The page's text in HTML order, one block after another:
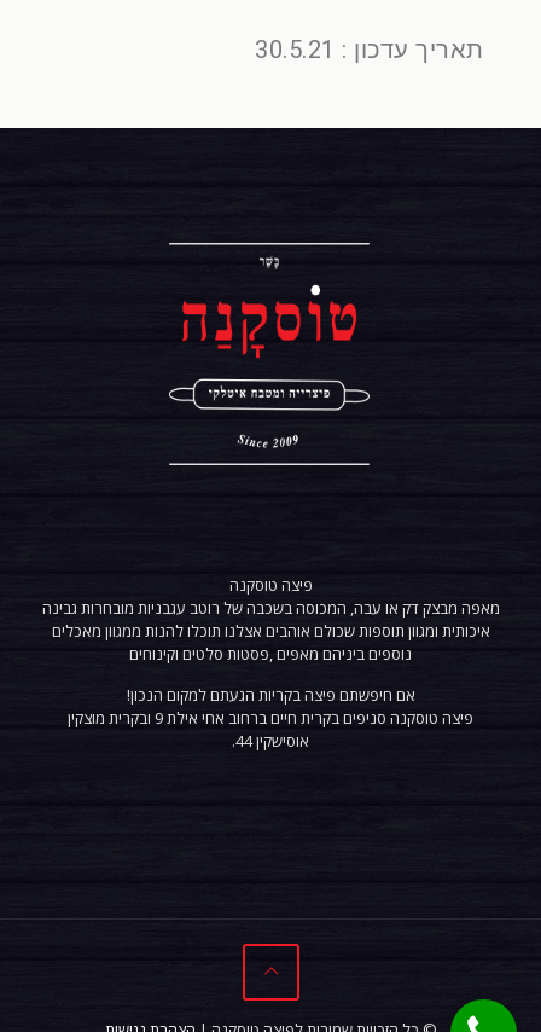
תאריך עדכון : 30.5.21
פיצה טוסקנה
מאפה מבצק דק או עבה, המכוסה בשכבה של רוטב עגבניות מובחרות גבינה
איכותית ומגוון תוספות שכולם אוהבים אצלנו תוכלו להנות ממגוון מאכלים
נוספים ביניהם מאפים ,פסטות סלטים וקינוחים
אם חיפשתם פיצה בקריות הגעתם למקום הנכון!
פיצה טוסקנה
סניפים בקרית חיים ברחוב אחי אילת 9 ובקרית מוצקין
אוסישקין 44.